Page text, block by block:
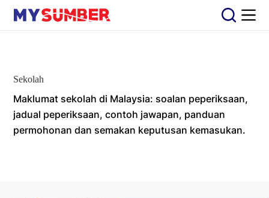
S
k
c
n
t
e
n
Sekolah
Maklumat sekolah di Malaysia: soalan peperiksaan,
jadual peperiksaan, contoh jawapan, panduan
permohonan dan semakan keputusan kemasukan.